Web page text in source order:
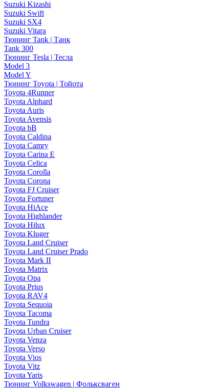
Suzuki Kizashi
Suzuki Swift
Suzuki SX4
Suzuki Vitara
Тюнинг Tank | Танк
Tank 300
Тюнинг Tesla | Тесла
Model 3
Model Y
Тюнинг Toyota | Тойота
Toyota 4Runner
Toyota Alphard
Toyota Auris
Toyota Avensis
Toyota bB
Toyota Caldina
Toyota Camry
Toyota Carina E
Toyota Celica
Toyota Corolla
Toyota Corona
Toyota FJ Cruiser
Toyota Fortuner
Toyota HiAce
Toyota Highlander
Toyota Hilux
Toyota Kluger
Toyota Land Cruiser
Toyota Land Cruiser Prado
Toyota Mark II
Toyota Matrix
Toyota Opa
Toyota Prius
Toyota RAV4
Toyota Sequoia
Toyota Tacoma
Toyota Tundra
Toyota Urban Cruiser
Toyota Venza
Toyota Verso
Toyota Vios
Toyota Vitz
Toyota Yaris
Тюнинг Volkswagen | Фольксваген